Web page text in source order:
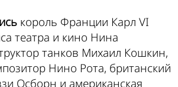
король Франции Карл VI
театра и кино Нина
танков Михаил Кошкин,
Нино Рота, британский
Осборн и американская